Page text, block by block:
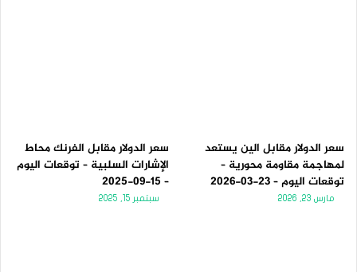
سعر الدولار مقابل الين يستعد
لمهاجمة مقاومة محورية –
توقعات اليوم – 23-03-2026
مارس 23, 2026
سعر الدولار مقابل الفرنك محاط
الإشارات السلبية – توقعات اليوم
– 15-09-2025
سبتمبر 15, 2025